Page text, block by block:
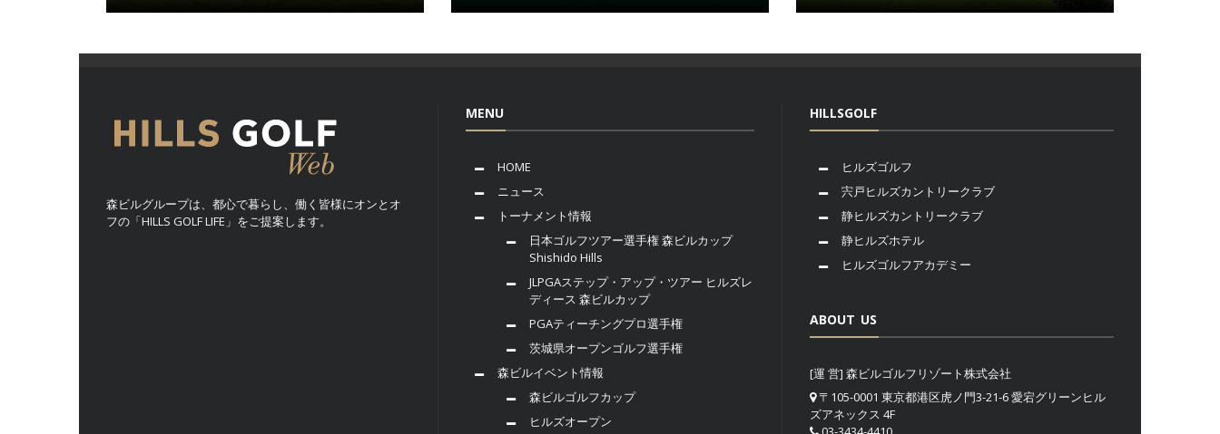
森ビルグループは、都心で暮らし、働く皆様にオンとオ
フの「HILLS GOLF LIFE」をご提案します。
MENU
HOME
ニュース
トーナメント情報
日本ゴルフツアー選手権 森ビルカップ
Shishido Hills
JLPGAステップ・アップ・ツアー ヒルズレ
ディース 森ビルカップ
PGAティーチングプロ選手権
茨城県オープンゴルフ選手権
森ビルイベント情報
森ビルゴルフカップ
ヒルズオープン
HILLSGOLF
ヒルズゴルフ
宍戸ヒルズカントリークラブ
静ヒルズカントリークラブ
静ヒルズホテル
ヒルズゴルフアカデミー
ABOUT US
[運 営] 森ビルゴルフリゾート株式会社
〒105-0001 東京都港区虎ノ門3-21-6 愛宕グリーンヒル
ズアネックス 4F